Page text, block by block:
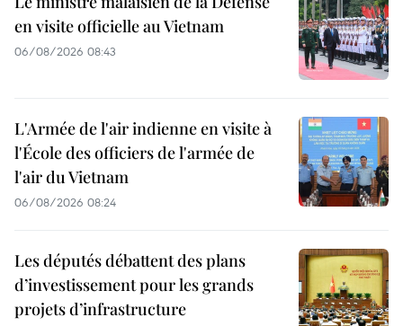
en visite officielle au Vietnam
06/08/2026 08:43
L'Armée de l'air indienne en visite à
l'École des officiers de l'armée de
l'air du Vietnam
06/08/2026 08:24
Les députés débattent des plans
d’investissement pour les grands
projets d’infrastructure